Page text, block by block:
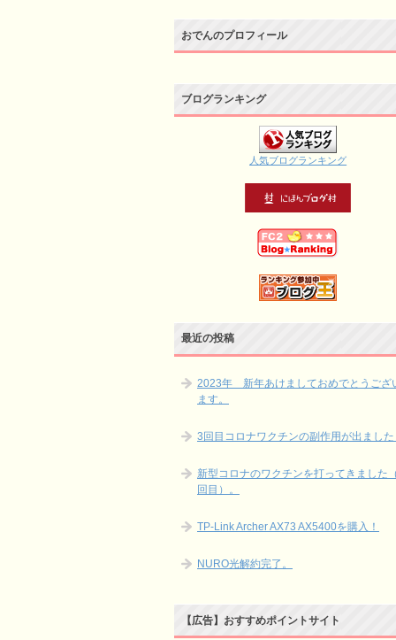
おでんのプロフィール
ブログランキング
人気ブログランキング
最近の投稿
2023年 新年あけましておめでとうござ
ます。
3回目コロナワクチンの副作用が出まし
新型コロナのワクチンを打ってきました
回目）。
TP-Link Archer AX73 AX5400を購入！
NURO光解約完了。
【広告】おすすめポイントサイト